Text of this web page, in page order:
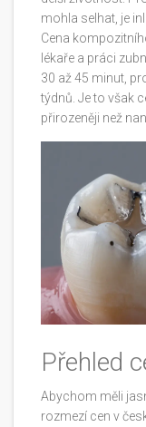
mohla selhat, je
Cena
lékaře a práci
30 až 45 minut,
týdnů. Je to však
přirozeněji než
Přehled
Abychom měli
rozmezí cen v